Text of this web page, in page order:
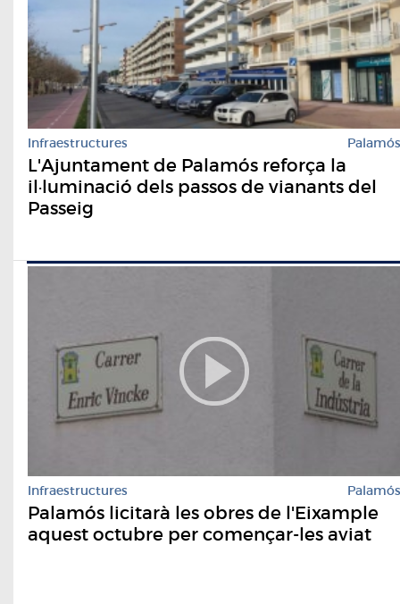
Infraestructures Palamós
L'Ajuntament de Palamós reforça la
il·luminació dels passos de vianants del
Passeig
Infraestructures Palamós
Palamós licitarà les obres de l'Eixample
aquest octubre per començar-les aviat